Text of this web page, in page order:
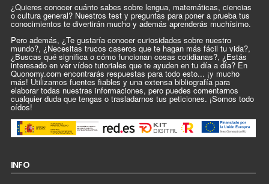
¿Quieres conocer cuánto sabes sobre lengua, matemáticas, ciencias
o cultura general? Nuestros test y preguntas para poner a prueba tus
conocimientos te divertirán mucho y además aprenderás muchísimo.
Pero además, ¿Te gustaría conocer curiosidades sobre nuestro
mundo?, ¿Necesitas trucos caseros que te hagan más fácil tu vida?,
¿Buscas qué significa o cómo funcionan cosas cotidianas?, ¿Estás
interesado en ver vídeo tutoriales que te ayuden en tu día a día? En
Quonomy.com encontrarás respuestas para todo esto... ¡y mucho
más! Utilizamos fuentes fiables y una extensa bibliografía para
elaborar todas nuestras informaciones, pero puedes comentarnos
cualquier duda que tengas o trasladarnos tus peticiones. ¡Somos todo
oídos!
INFO